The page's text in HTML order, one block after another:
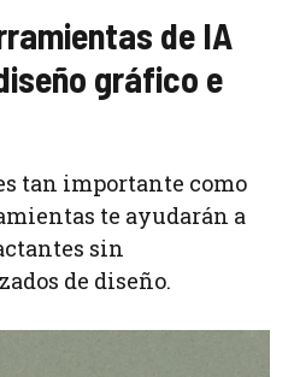
de IA
gráfico e
tan importante como
te ayudarán a
sin
de diseño.